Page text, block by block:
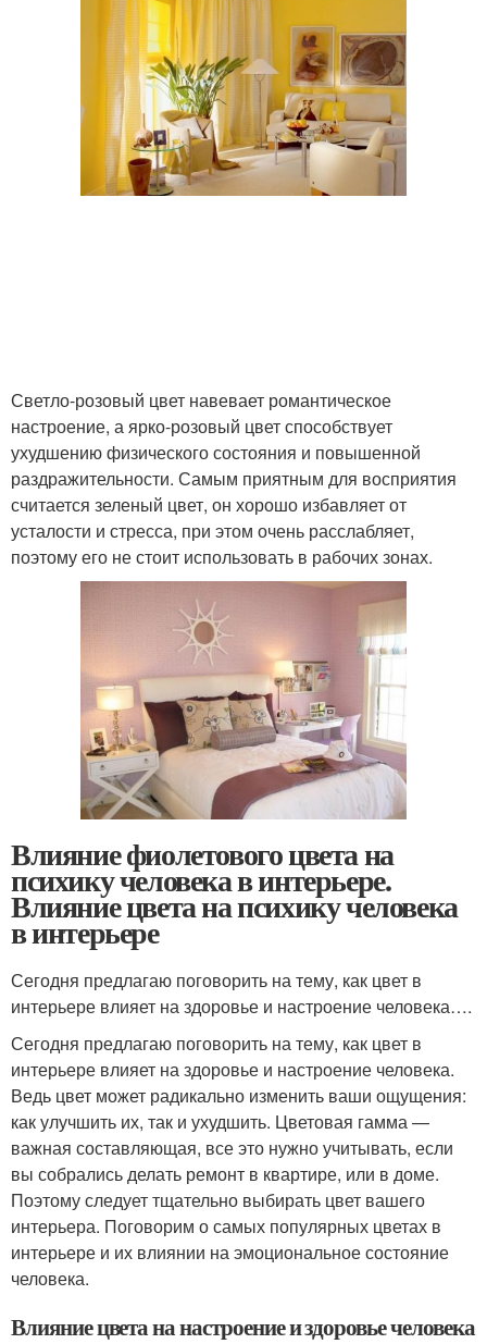
Светло-розовый цвет навевает романтическое
настроение, а ярко-розовый цвет способствует
ухудшению физического состояния и повышенной
раздражительности. Самым приятным для восприятия
считается зеленый цвет, он хорошо избавляет от
усталости и стресса, при этом очень расслабляет,
поэтому его не стоит использовать в рабочих зонах.
Влияние фиолетового цвета на
психику человека в интерьере.
Влияние цвета на психику человека
в интерьере
Сегодня предлагаю поговорить на тему, как цвет в
интерьере влияет на здоровье и настроение человека….
Сегодня предлагаю поговорить на тему, как цвет в
интерьере влияет на здоровье и настроение человека.
Ведь цвет может радикально изменить ваши ощущения:
как улучшить их, так и ухудшить. Цветовая гамма —
важная составляющая, все это нужно учитывать, если
вы собрались делать ремонт в квартире, или в доме.
Поэтому следует тщательно выбирать цвет вашего
интерьера. Поговорим о самых популярных цветах в
интерьере и их влиянии на эмоциональное состояние
человека.
Влияние цвета на настроение и здоровье человека